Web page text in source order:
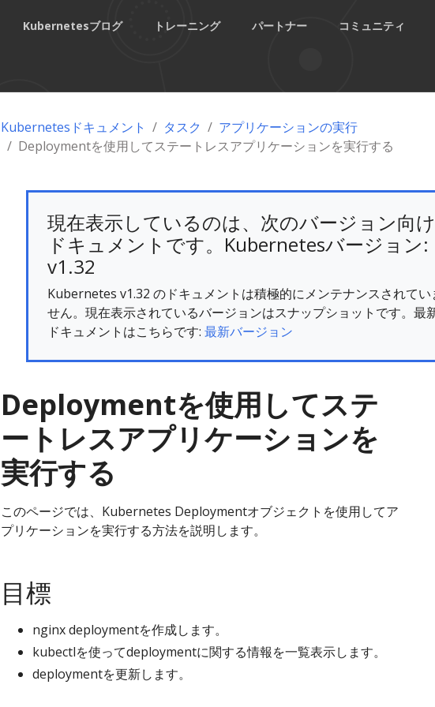
Kubernetesブログ トレーニング パートナー コミュニティ
Kubernetesドキュメント タスク
アプリケーションの実行
Deploymentを使用してステートレスアプリケーションを実行する
現在表示しているのは、次のバージョン向
ドキュメントです。Kubernetesバージョン:
v1.32
Kubernetes v1.32 のドキュメントは積極的にメンテナンスされてい
せん。現在表示されているバージョンはスナップショットです。最
ドキュメントはこちらです: 最新バージョン
Deploymentを使用してステ
ートレスアプリケーションを
実行する
このページでは、Kubernetes Deploymentオブジェクトを使用してア
プリケーションを実行する方法を説明します。
目標
nginx deploymentを作成します。
kubectlを使ってdeploymentに関する情報を一覧表示します。
deploymentを更新します。